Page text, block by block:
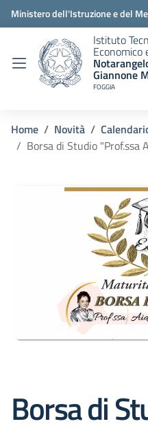
Ministero dell'Istruzione e del
Istituto
Economico
Giannone
FOGGIA
Home Novità
Borsa di Studio "Prof.ssa
Borsa di